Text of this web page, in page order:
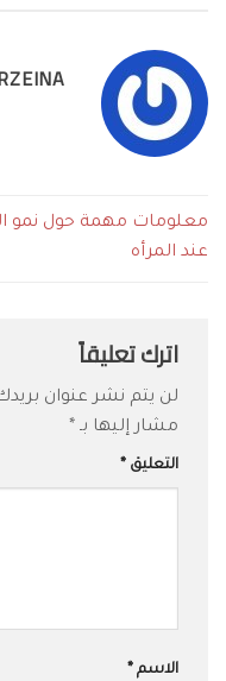
معلومات مهمة حول نمو
عند المرأه
اترك تعليقاً
لن يتم نشر عنوان بريدك
مشار إليها بـ *
التعليق *
الاسم *